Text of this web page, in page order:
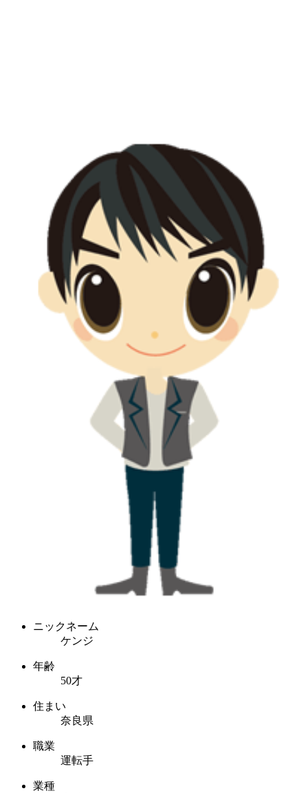
ニックネーム
ケンジ
年齢
50才
住まい
奈良県
職業
運転手
業種